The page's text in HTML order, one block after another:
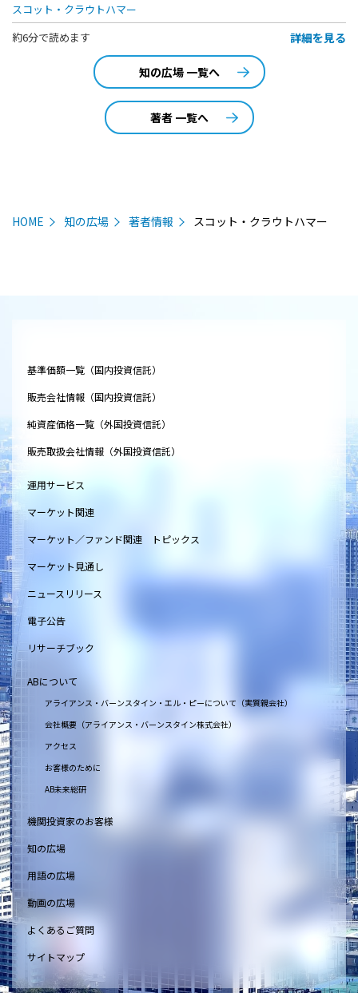
スコット・クラウトハマー
約6分で読めます
詳細を見る
知の広場 一覧へ
著者 一覧へ
HOME 知の広場 著者情報 スコット・クラウトハマー
基準価額一覧（国内投資信託）
販売会社情報（国内投資信託）
純資産価格一覧（外国投資信託）
販売取扱会社情報（外国投資信託）
運用サービス
マーケット関連
マーケット／ファンド関連 トピックス
マーケット見通し
ニュースリリース
電子公告
リサーチブック
ABについて
アライアンス・バーンスタイン・エル・ピーについて（実質親会社）
会社概要（アライアンス・バーンスタイン株式会社）
アクセス
お客様のために
AB未来総研
機関投資家のお客様
知の広場
用語の広場
動画の広場
よくあるご質問
サイトマップ